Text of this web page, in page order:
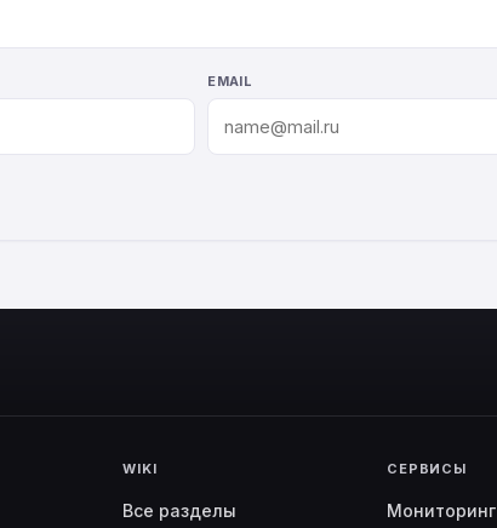
EMAIL
WIKI
Все разделы
СЕРВИСЫ
Мониторинг